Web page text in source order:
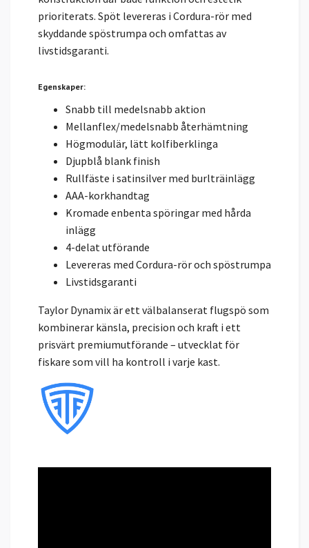
prioriterats. Spöt levereras i Cordura-rör med
skyddande spöstrumpa och omfattas av
livstidsgaranti.
Egenskaper:
Snabb till medelsnabb aktion
Mellanflex/medelsnabb återhämtning
Högmodulär, lätt kolfiberklinga
Djupblå blank finish
Rullfäste i satinsilver med burlträinlägg
AAA-korkhandtag
Kromade enbenta spöringar med hårda
inlägg
4-delat utförande
Levereras med Cordura-rör och spöstrumpa
Livstidsgaranti
Taylor Dynamix är ett välbalanserat flugspö som
kombinerar känsla, precision och kraft i ett
prisvärt premiumutförande – utvecklat för
fiskare som vill ha kontroll i varje kast.